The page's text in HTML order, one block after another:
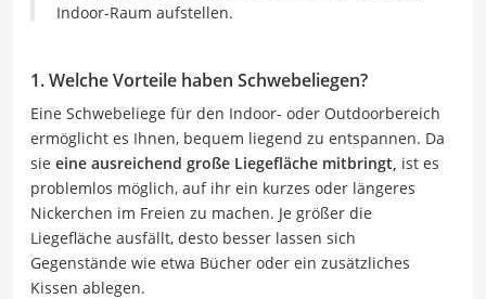
Indoor-Raum aufstellen.
1. Welche Vorteile haben Schwebeliegen?
Eine Schwebeliege für den Indoor- oder Outdoorbereich
ermöglicht es Ihnen, bequem liegend zu entspannen. Da
sie eine ausreichend große Liegefläche mitbringt, ist es
problemlos möglich, auf ihr ein kurzes oder längeres
Nickerchen im Freien zu machen. Je größer die
Liegefläche ausfällt, desto besser lassen sich
Gegenstände wie etwa Bücher oder ein zusätzliches
Kissen ablegen.